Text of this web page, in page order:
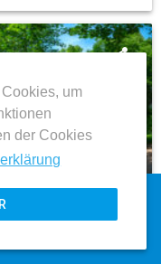
um
der Cookies
share
AGB